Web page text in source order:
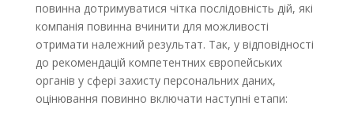
повинна дотримуватися чітка послідовність дій, які
компанія повинна вчинити для можливості
отримати належний результат. Так, у відповідності
до рекомендацій компетентних європейських
органів у сфері захисту персональних даних,
оцінювання повинно включати наступні етапи: